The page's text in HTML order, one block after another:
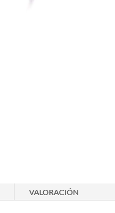
VALORACIÓN